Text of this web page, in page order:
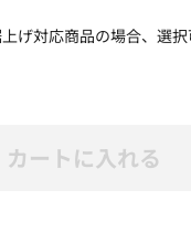
げ対応商品の場合、選
カートに入れる